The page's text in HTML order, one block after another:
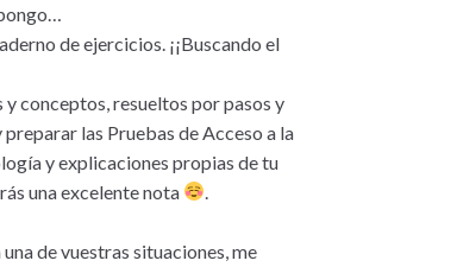
de ejercicios. ¡¡Buscando el
conceptos, resueltos por pasos y
las Pruebas de Acceso a la
y explicaciones propias de tu
una excelente nota
de vuestras situaciones, me